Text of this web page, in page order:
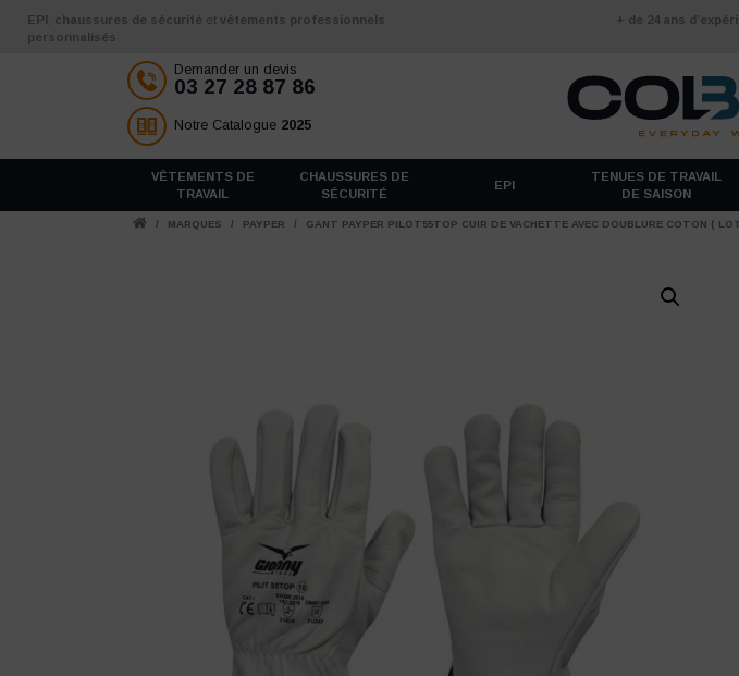
Aller au contenu
EPI chaussures de sécurité et vêtements professionnels
personnalisés
+ de 24 ans
Demander un devis
03 27 28 87 86
Notre Catalogue 2025
VÊTEMENTS DE
TRAVAIL
CHAUSSURES DE
SÉCURITÉ
EPI
TENUES DE TRAVAIL
DE SAISON
/ MARQUES / PAYPER / GANT PAYPER PILOT55TOP CUIR DE VACHETTE AVEC DOUBLURE COTON (